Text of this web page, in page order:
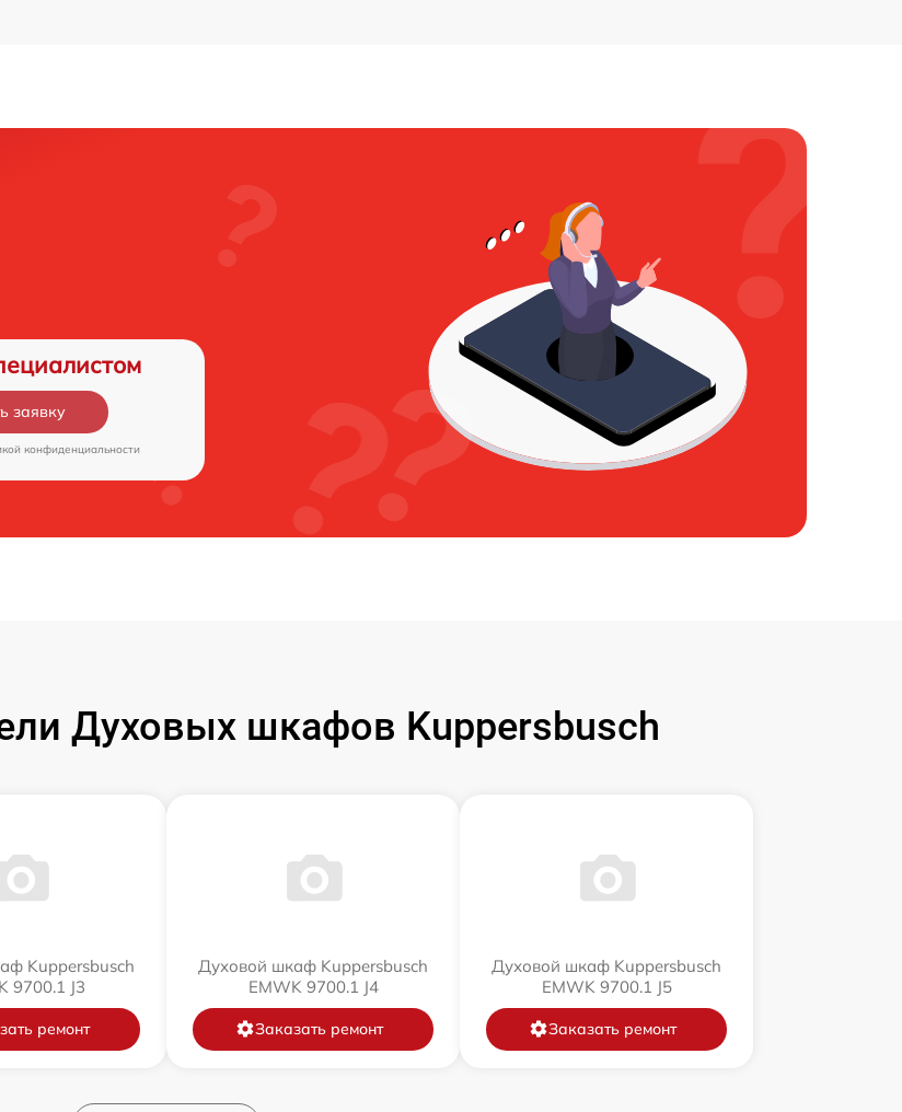
заявку
конфиденциальности
Духовых шкафов Kuppersbusch
Kuppersbusch
9700.1 J3
ремонт
Духовой шкаф Kuppersbusch
EMWK 9700.1 J4
Заказать ремонт
Духовой шкаф Kuppersbusch
EMWK 9700.1 J5
Заказать ремонт